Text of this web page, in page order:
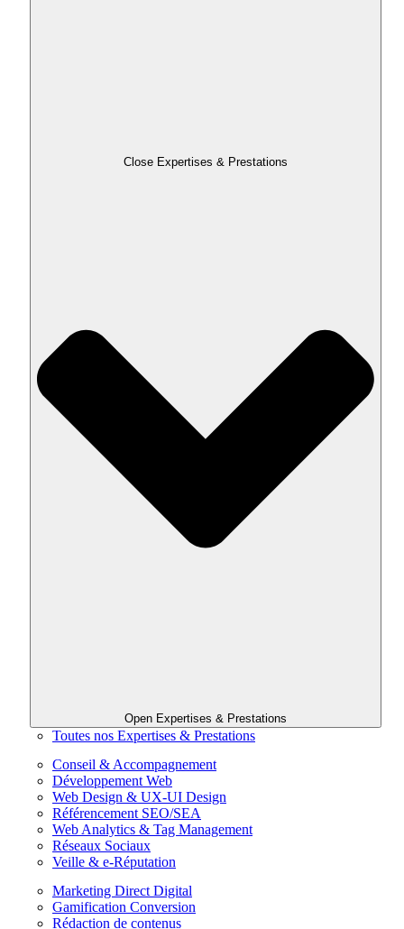
Close Expertises & Prestations
Open Expertises & Prestations
Toutes nos Expertises & Prestations
Conseil & Accompagnement
Développement Web
Web Design & UX-UI Design
Référencement SEO/SEA
Web Analytics & Tag Management
Réseaux Sociaux
Veille & e-Réputation
Marketing Direct Digital
Gamification Conversion
Rédaction de contenus